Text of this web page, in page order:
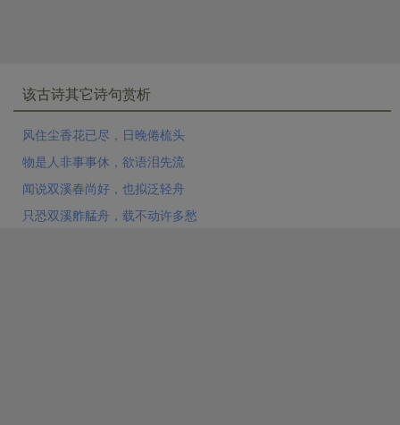
剧，到得晚了一点，走进剧场时，一幕很热闹的戏刚刚
到再看下去，才发现原来自己还是赶上了全剧中最精采
的高潮部分。任何作品所能反映的社会人生都只能是某
些侧面。抒情诗因为受着篇幅的限制，尤其如此。这种
写法，能够把省略了的部分当作背景，以反衬正文，从
该古诗其它诗句赏析
风住尘香花已尽，日晚倦梳头
物是人非事事休，欲语泪先流
闻说双溪春尚好，也拟泛轻舟
只恐双溪舴艋舟，载不动许多愁